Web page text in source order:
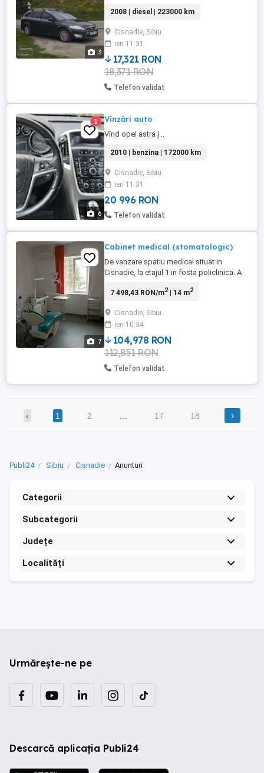
3
spate..pilot automat..mai multe detali
telefonic
2008 | diesel | 223000 km
Cisnadie, Sibiu
ieri 11:31
17,321 RON
18,371 RON
Telefon validat
6
1 Vînzări auto
Vînd opel astra j ..
2010 | benzina | 172000 km
Cisnadie, Sibiu
ieri 11:31
20 996 RON
Telefon validat
7
Cabinet medical (stomatologic)
De vanzare spatiu medical situat in
Cisnadie, la etajul 1 in fosta policlinica. A
este pretabil si pentru alte specialitati
nevoie). Dotari: pardoseala din linoleum,
usa si ferestre din tamplarie pvc, aer
conditionat, ...
7 498,43 RON/m2| 14 m2
Cisnadie, Sibiu
ieri 10:34
104,978 RON
112,851 RON
Telefon validat
‹ 1 2 17 18 ›
Publi24 Sibiu Cisnadie Anunturi
Categorii
Subcategorii
Județe
Localități
Urmărește-ne pe
Descarcă aplicația Publi24